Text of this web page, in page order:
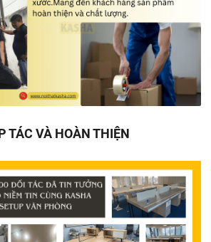
TÁC VÀ HOÀN THIỆN